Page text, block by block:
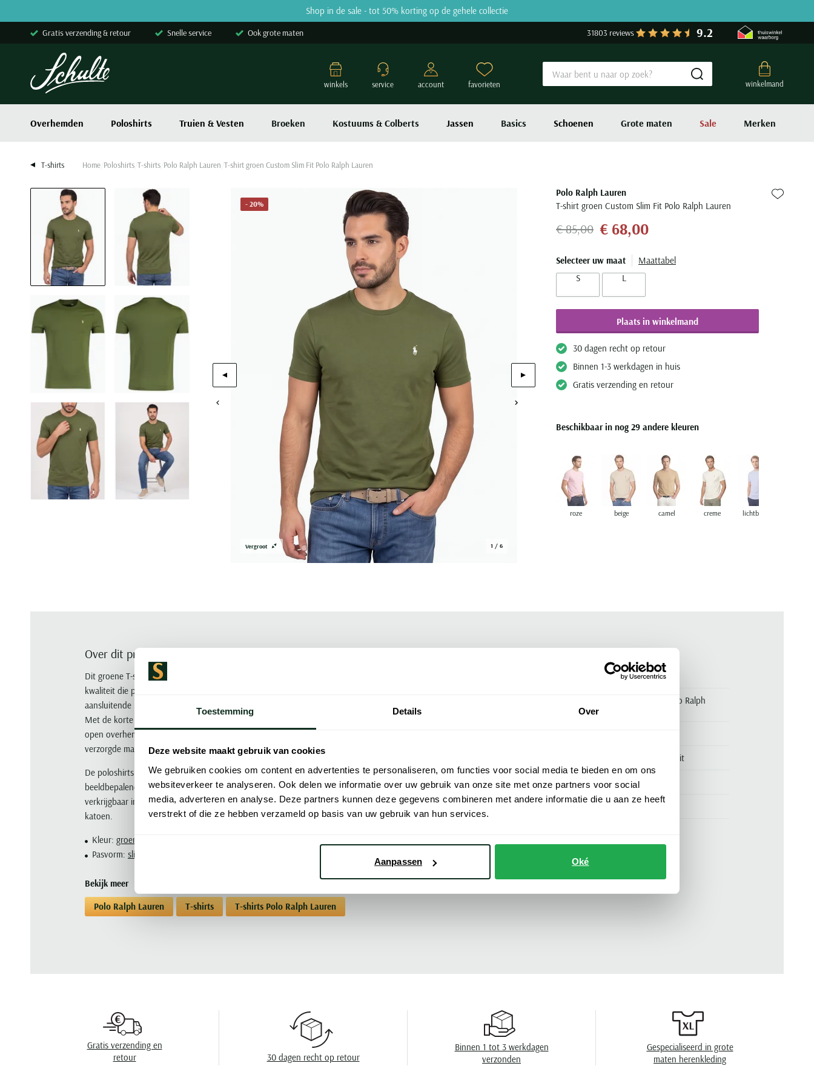
Toestemming Details Over
Deze website maakt gebruik van cookies
We gebruiken cookies om content en advertenties te personaliseren, om functies voor social media te bieden en om ons
websiteverkeer te analyseren. Ook delen we informatie over uw gebruik van onze site met onze partners voor social
media, adverteren en analyse. Deze partners kunnen deze gegevens combineren met andere informatie die u aan ze heeft
verstrekt of die ze hebben verzameld op basis van uw gebruik van hun services.
Aanpassen Oké
Shop in de sale - tot 50% korting op de gehele collectie
Gratis verzending & retour Snelle service Ook grote maten 31803 reviews 9.2
winkelmand
Submit search
Overhemden Poloshirts Truien & Vesten Broeken Kostuums & Colberts Jassen Basics Schoenen Grote maten Sale Merken
winkels service account favorieten
T-shirts Home Poloshirts T-shirts Polo Ralph Lauren T-shirt groen Custom Slim Fit Polo Ralph Lauren
Vergroot 1 / 6
- 20%
Polo Ralph Lauren
T-shirt groen Custom Slim Fit Polo Ralph Lauren
Zet bij
€ 85,00 € 68,00
Selecteer uw maat
Maattabel
S
L
Plaats in winkelmand
30 dagen recht op retour
Binnen 1-3 werkdagen in huis
Gratis verzending en retour
Beschikbaar in nog 29 andere kleuren
roze beige camel creme lichtblauw
Over dit product
Dit groene T-shirt van Polo Ralph Lauren is gemaakt van 100% katoen en valt op in een fijne
kwaliteit die prettig draagt op warmere dagen. De custom slim fit zorgt voor een goed
aansluitende pasvorm zonder dat het knelt, en de ronde hals geeft het een veelzijdig karakter.
Met de korte mouwen is dit een logische keuze voor de zomer, zowel op zichzelf als onder een
open overhemd of lichte zomerjas. Combineer het met een chino of een lichte broek voor een
verzorgde maar ontspannen look.
De poloshirts van POLO Ralph Lauren zijn volledig geïnspireerd door de stijl van het
beeldbepalende American Sportswear. Polo's van dit gerommeerde Amerikaanse modehuis zijn
verkrijgbaar in de populaire mesh-kwaliteit of in het comfortabele zachte interlock van Pima-
katoen.
Kleur: groen
Pasvorm: slim fit
Bekijk meer
Polo Ralph Lauren T-shirts T-shirts Polo Ralph Lauren
T-shirt groen Custom Slim Fit Polo Ralph
Lauren
Polo Ralph Lauren Custom Slim Fit
Materiaal 100% katoen
Pasvorm slim fit
korte mouw
Leveranciers nr. 710671438-522
Meer kenmerken
Gratis verzending en
retour
30 dagen recht op retour
Binnen 1 tot 3 werkdagen
verzonden
Gespecialiseerd in grote
maten herenkleding